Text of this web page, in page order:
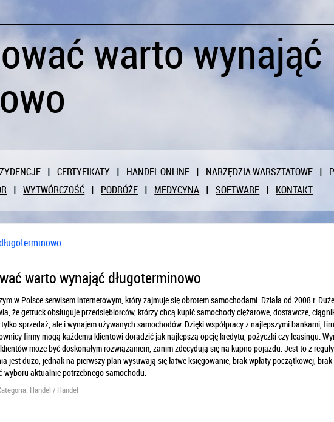
warto wynająć
CERTYFIKATY HANDEL ONLINE NARZĘDZIA WARSZTATOWE
WYTWÓRCZOŚĆ PODRÓŻE MEDYCYNA SOFTWARE KONTAKT
warto wynająć długoterminowo
w Polsce serwisem internetowym, który zajmuje się obrotem samochodami. Działa od 2008 r.
że getruck obsługuje przedsiębiorców, którzy chcą kupić samochody ciężarowe, dostawcze,
sprzedaż, ale i wynajem używanych samochodów. Dzięki współpracy z najlepszymi bankami,
firmy mogą każdemu klientowi doradzić jak najlepszą opcję kredytu, pożyczki czy leasingu.
może być doskonałym rozwiązaniem, zanim zdecydują się na kupno pojazdu. Jest to z
jest dużo, jednak na pierwszy plan wysuwają się łatwe księgowanie, brak wpłaty początkowej,
wyboru aktualnie potrzebnego samochodu.
Handel / Handel